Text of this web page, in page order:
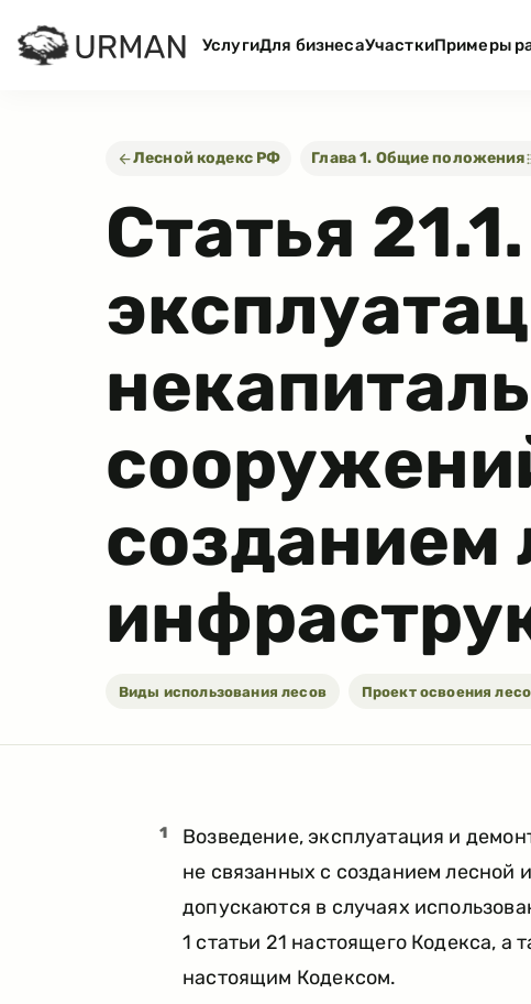
УслугиДля бизнесаУчасткиПримеры
Лесной кодекс РФ Глава 1. Общие положения
Статья 21.1.
созданием
Виды использования лесов Проект освоения
1
Возведение, эксплуатация и
не связанных с созданием лесной
допускаются в случаях
1 статьи 21 настоящего Кодекса,
настоящим Кодексом.